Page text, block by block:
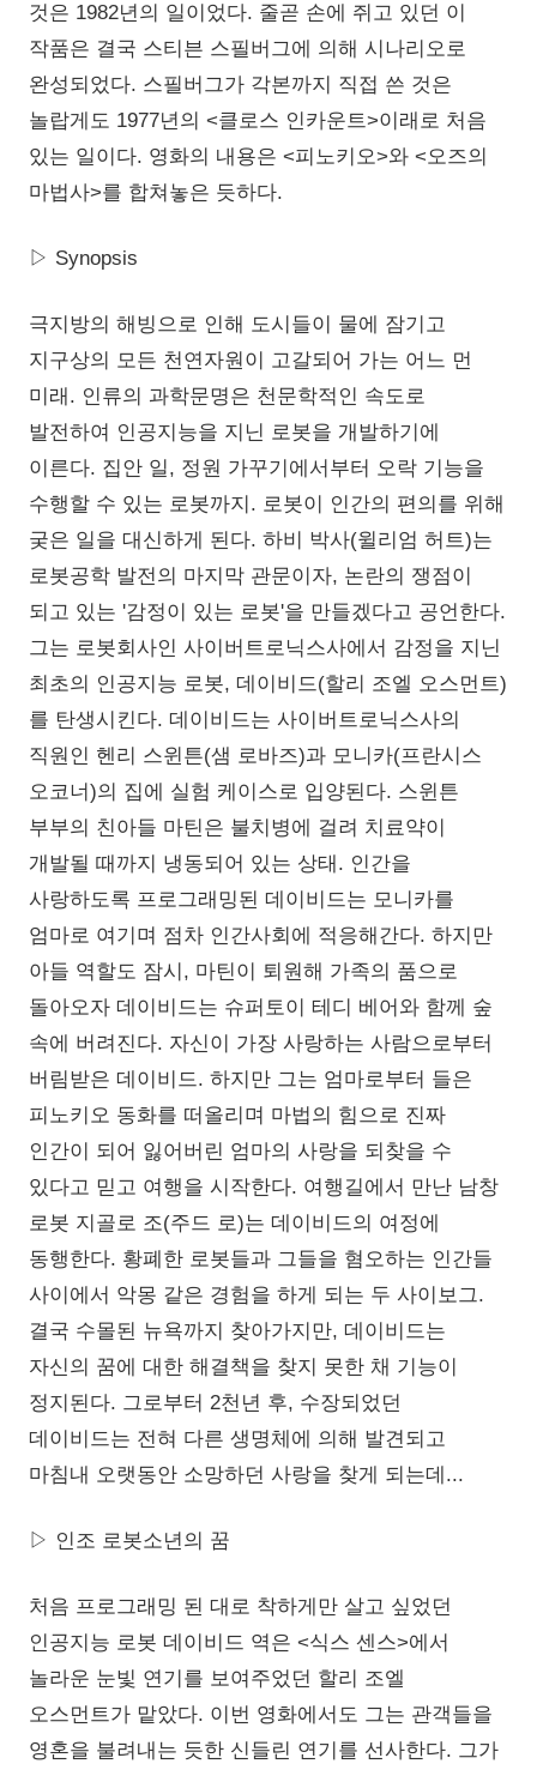
것은 1982년의 일이었다. 줄곧 손에 쥐고 있던 이
작품은 결국 스티븐 스필버그에 의해 시나리오로
완성되었다. 스필버그가 각본까지 직접 쓴 것은
놀랍게도 1977년의 <클로스 인카운트>이래로 처음
있는 일이다. 영화의 내용은 <피노키오>와 <오즈의
마법사>를 합쳐놓은 듯하다.
▷ Synopsis
극지방의 해빙으로 인해 도시들이 물에 잠기고
지구상의 모든 천연자원이 고갈되어 가는 어느 먼
미래. 인류의 과학문명은 천문학적인 속도로
발전하여 인공지능을 지닌 로봇을 개발하기에
이른다. 집안 일, 정원 가꾸기에서부터 오락 기능을
수행할 수 있는 로봇까지. 로봇이 인간의 편의를 위해
궂은 일을 대신하게 된다. 하비 박사(윌리엄 허트)는
로봇공학 발전의 마지막 관문이자, 논란의 쟁점이
되고 있는 '감정이 있는 로봇'을 만들겠다고 공언한다.
그는 로봇회사인 사이버트로닉스사에서 감정을 지닌
최초의 인공지능 로봇, 데이비드(할리 조엘 오스먼트)
를 탄생시킨다. 데이비드는 사이버트로닉스사의
직원인 헨리 스윈튼(샘 로바즈)과 모니카(프란시스
오코너)의 집에 실험 케이스로 입양된다. 스윈튼
부부의 친아들 마틴은 불치병에 걸려 치료약이
개발될 때까지 냉동되어 있는 상태. 인간을
사랑하도록 프로그래밍된 데이비드는 모니카를
엄마로 여기며 점차 인간사회에 적응해간다. 하지만
아들 역할도 잠시, 마틴이 퇴원해 가족의 품으로
돌아오자 데이비드는 슈퍼토이 테디 베어와 함께 숲
속에 버려진다. 자신이 가장 사랑하는 사람으로부터
버림받은 데이비드. 하지만 그는 엄마로부터 들은
피노키오 동화를 떠올리며 마법의 힘으로 진짜
인간이 되어 잃어버린 엄마의 사랑을 되찾을 수
있다고 믿고 여행을 시작한다. 여행길에서 만난 남창
로봇 지골로 조(주드 로)는 데이비드의 여정에
동행한다. 황폐한 로봇들과 그들을 혐오하는 인간들
사이에서 악몽 같은 경험을 하게 되는 두 사이보그.
결국 수몰된 뉴욕까지 찾아가지만, 데이비드는
자신의 꿈에 대한 해결책을 찾지 못한 채 기능이
정지된다. 그로부터 2천년 후, 수장되었던
데이비드는 전혀 다른 생명체에 의해 발견되고
마침내 오랫동안 소망하던 사랑을 찾게 되는데...
▷ 인조 로봇소년의 꿈
처음 프로그래밍 된 대로 착하게만 살고 싶었던
인공지능 로봇 데이비드 역은 <식스 센스>에서
놀라운 눈빛 연기를 보여주었던 할리 조엘
오스먼트가 맡았다. 이번 영화에서도 그는 관객들을
영혼을 불려내는 듯한 신들린 연기를 선사한다. 그가